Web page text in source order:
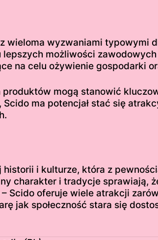
wyzwaniami typowymi
możliwości
na celu ożywienie gospodarki
mogą stanowić
Scido ma potencjał stać się
i kulturze, która z
charakter i tradycje sprawiają,
Scido oferuje wiele atrakcji
jak społeczność stara się